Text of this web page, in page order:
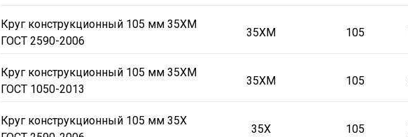
Круг конструкционный 105 мм 35ХМ
ГОСТ 2590-2006
35ХМ 105
Круг конструкционный 105 мм 35ХМ
ГОСТ 1050-2013
35ХМ 105
Круг конструкционный 105 мм 35Х
35Х 105